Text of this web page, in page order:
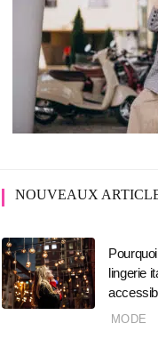
NOUVEAUX
lingerie
MODE